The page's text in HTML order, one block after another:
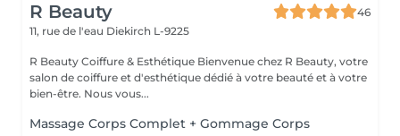
R Beauty
46
11, rue de l'eau Diekirch L-9225
R Beauty Coiffure & Esthétique Bienvenue chez R Beauty, votre
salon de coiffure et d'esthétique dédié à votre beauté et à votre
bien-être. Nous vous...
Massage Corps Complet + Gommage Corps